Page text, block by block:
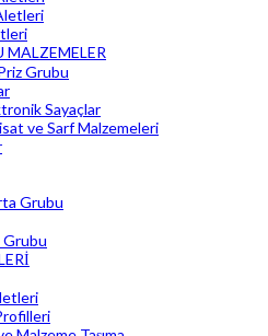
MALZEMELER
Grubu
Sayaçlar
ve Sarf Malzemeleri
Grubu